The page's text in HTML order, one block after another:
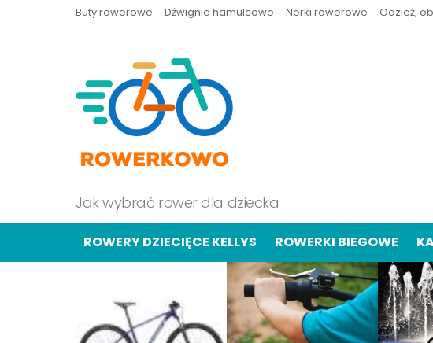
Buty rowerowe Dźwignie hamulcowe Nerki rowerowe Odzież,
Jak wybrać rower dla dziecka
ROWERY DZIECIĘCE KELLYS ROWERKI BIEGOWE